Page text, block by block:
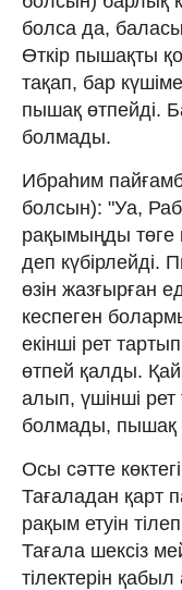
болса да,
Өткір пышақты
тақап, бар
пышақ өтпейді.
болмады.
Ибраһим
болсын): "Уа,
рақымыңды төге
деп күбірлейді.
өзін жазғырған
кеспеген
екінші рет
өтпей қалды.
алып, үшінші рет
болмады, пышақ
Осы сәтте
Тағаладан қарт
рақым етуін
Тағала шексіз
тілектерін